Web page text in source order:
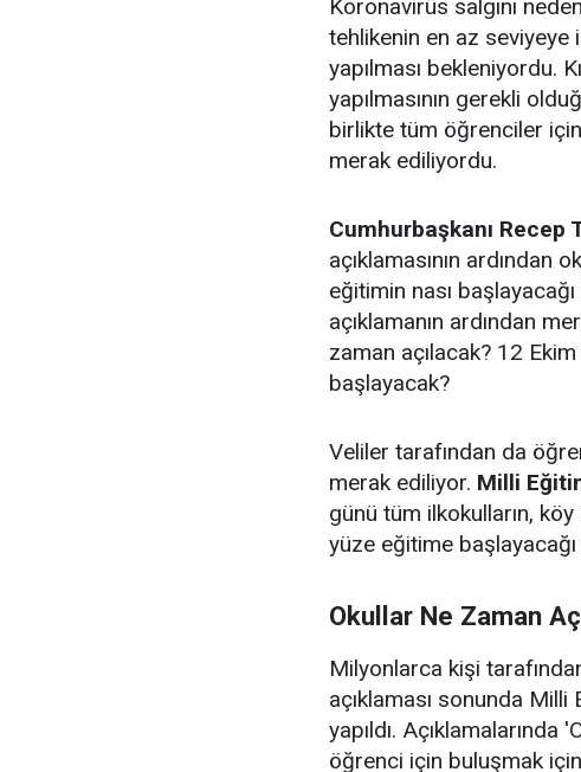
Koronavirüs salgını
tehlikenin en az seviyeye
yapılması bekleniyordu.
yapılmasının gerekli
birlikte tüm öğrenciler
merak ediliyordu.
Cumhurbaşkanı Recep
açıklamasının ardından
eğitimin nası
açıklamanın ardından
zaman açılacak? 12
başlayacak?
Veliler tarafından da
merak ediliyor. Milli
günü tüm ilkokulların, köy
yüze eğitime
Okullar Ne Zaman
Milyonlarca kişi
açıklaması sonunda Milli
yapıldı. Açıklamalarında
öğrenci için buluşmak için